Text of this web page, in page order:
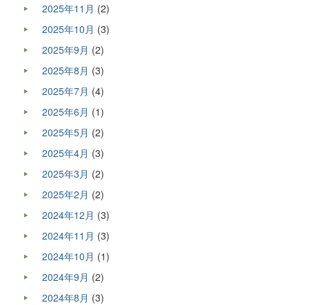
2025年11月 (2)
2025年10月 (3)
2025年9月 (2)
2025年8月 (3)
2025年7月 (4)
2025年6月 (1)
2025年5月 (2)
2025年4月 (3)
2025年3月 (2)
2025年2月 (2)
2024年12月 (3)
2024年11月 (3)
2024年10月 (1)
2024年9月 (2)
2024年8月 (3)